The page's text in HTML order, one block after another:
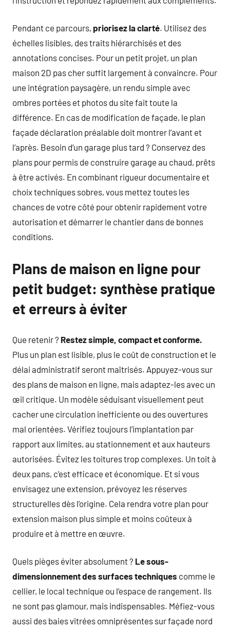
Pendant ce parcours, priorisez la clarté. Utilisez des
échelles lisibles, des traits hiérarchisés et des
annotations concises. Pour un petit projet, un plan
maison 2D pas cher suffit largement à convaincre. Pour
une intégration paysagère, un rendu simple avec
ombres portées et photos du site fait toute la
différence. En cas de modification de façade, le plan
façade déclaration préalable doit montrer l’avant et
l’après. Besoin d’un garage plus tard ? Conservez des
plans pour permis de construire garage au chaud, prêts
à être activés. En combinant rigueur documentaire et
choix techniques sobres, vous mettez toutes les
chances de votre côté pour obtenir rapidement votre
autorisation et démarrer le chantier dans de bonnes
conditions.
Plans de maison en ligne pour
petit budget: synthèse pratique
et erreurs à éviter
Que retenir ? Restez simple, compact et conforme.
Plus un plan est lisible, plus le coût de construction et le
délai administratif seront maîtrisés. Appuyez-vous sur
des plans de maison en ligne, mais adaptez-les avec un
œil critique. Un modèle séduisant visuellement peut
cacher une circulation inefficiente ou des ouvertures
mal orientées. Vérifiez toujours l’implantation par
rapport aux limites, au stationnement et aux hauteurs
autorisées. Évitez les toitures trop complexes. Un toit à
deux pans, c’est efficace et économique. Et si vous
envisagez une extension, prévoyez les réserves
structurelles dès l’origine. Cela rendra votre plan pour
extension maison plus simple et moins coûteux à
produire et à mettre en œuvre.
Quels pièges éviter absolument ? Le sous-
dimensionnement des surfaces techniques comme le
cellier, le local technique ou l’espace de rangement. Ils
ne sont pas glamour, mais indispensables. Méfiez-vous
aussi des baies vitrées omniprésentes sur façade nord